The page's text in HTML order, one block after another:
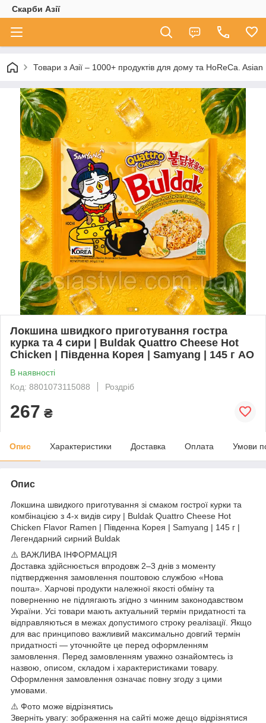
Скарби Азії
Товари з Азії – 1000+ продуктів для дому та HoReCa.
Локшина швидкого приготування гостра
курка та 4 сири | Buldak Quattro Cheese Hot
Chicken | Південна Корея | Samyang | 145 г АО
В наявності
Код: 8801073115088
Роздріб
267 ₴
Опис Характеристики Доставка Оплата Умови
Опис
Локшина швидкого приготування зі смаком гострої курки та
комбінацією з 4-х видів сиру | Buldak Quattro Cheese Hot
Chicken Flavor Ramen | Південна Корея | Samyang | 145 г |
Легендарний сирний Buldak
⚠️ ВАЖЛИВА ІНФОРМАЦІЯ
Доставка здійснюється впродовж 2–3 днів з моменту
підтвердження замовлення поштовою службою «Нова
пошта». Харчові продукти належної якості обміну та
поверненню не підлягають згідно з чинним законодавством
України. Усі товари мають актуальний термін придатності та
відправляються в межах допустимого строку реалізації. Якщо
для вас принципово важливий максимально довгий термін
придатності — уточнюйте це перед оформленням
замовлення. Перед замовленням уважно ознайомтесь із
назвою, описом, складом і характеристиками товару.
Оформлення замовлення означає повну згоду з цими
умовами.
⚠️ Фото може відрізнятись
Зверніть увагу: зображення на сайті може дещо відрізнятися